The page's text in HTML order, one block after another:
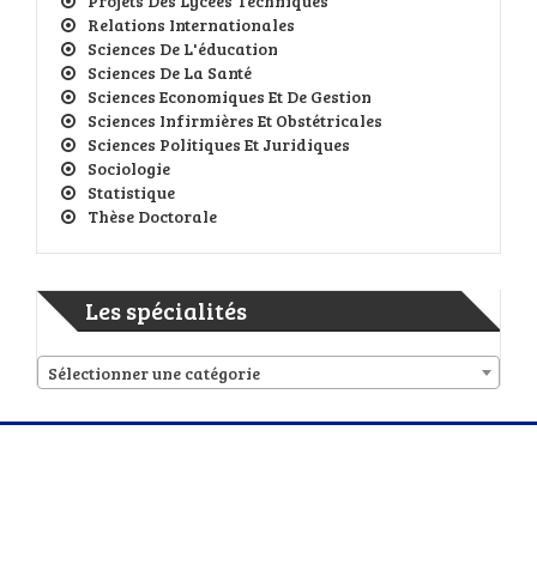
Relations Internationales
Sciences De L'éducation
Sciences De La Santé
Sciences Economiques Et De Gestion
Sciences Infirmières Et Obstétricales
Sciences Politiques Et Juridiques
Sociologie
Statistique
Thèse Doctorale
Les spécialités
Sélectionner une catégorie